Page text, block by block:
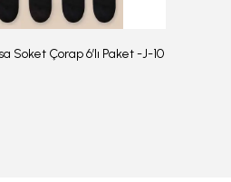
Soket Çorap 6’lı Paket -J-10